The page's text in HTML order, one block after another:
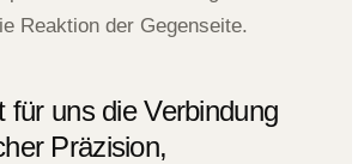
Reaktion der Gegenseite.
für uns die Verbindung
Präzision,